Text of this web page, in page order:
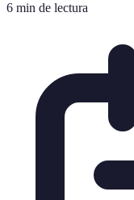
6 min de lectura